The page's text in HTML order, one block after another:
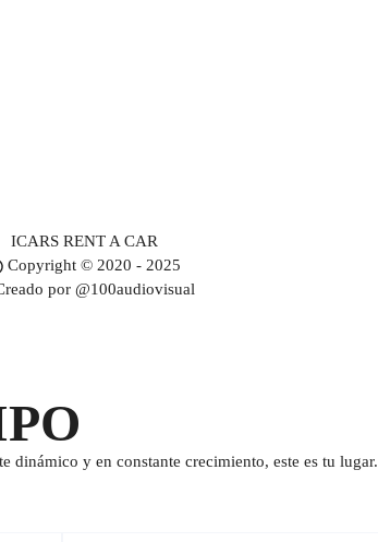
ICARS RENT A CAR
Copyright © 2020 - 2025
por @100audiovisual
dinámico y en constante crecimiento, este es tu lugar.